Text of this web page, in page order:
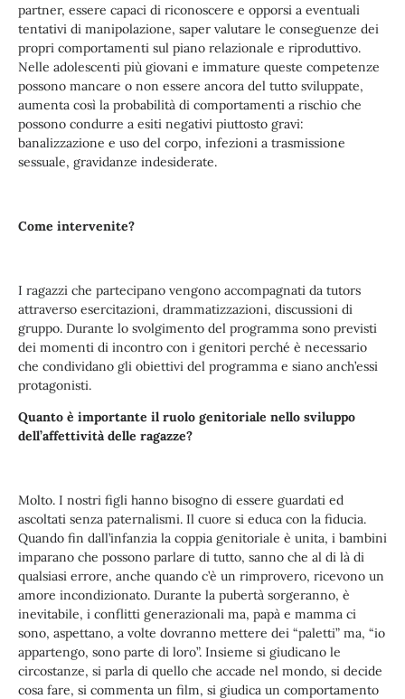
partner, essere capaci di riconoscere e opporsi a eventuali
tentativi di manipolazione, saper valutare le conseguenze dei
propri comportamenti sul piano relazionale e riproduttivo.
Nelle adolescenti più giovani e immature queste competenze
possono mancare o non essere ancora del tutto sviluppate,
aumenta così la probabilità di comportamenti a rischio che
possono condurre a esiti negativi piuttosto gravi:
banalizzazione e uso del corpo, infezioni a trasmissione
sessuale, gravidanze indesiderate.
Come intervenite?
I ragazzi che partecipano vengono accompagnati da tutors
attraverso esercitazioni, drammatizzazioni, discussioni di
gruppo. Durante lo svolgimento del programma sono previsti
dei momenti di incontro con i genitori perché è necessario
che condividano gli obiettivi del programma e siano anch’essi
protagonisti.
Quanto è importante il ruolo genitoriale nello sviluppo
dell’affettività delle ragazze?
Molto. I nostri figli hanno bisogno di essere guardati ed
ascoltati senza paternalismi. Il cuore si educa con la fiducia.
Quando fin dall’infanzia la coppia genitoriale è unita, i bambini
imparano che possono parlare di tutto, sanno che al di là di
qualsiasi errore, anche quando c’è un rimprovero, ricevono un
amore incondizionato. Durante la pubertà sorgeranno, è
inevitabile, i conflitti generazionali ma, papà e mamma ci
sono, aspettano, a volte dovranno mettere dei “paletti” ma, “io
appartengo, sono parte di loro”. Insieme si giudicano le
circostanze, si parla di quello che accade nel mondo, si decide
cosa fare, si commenta un film, si giudica un comportamento